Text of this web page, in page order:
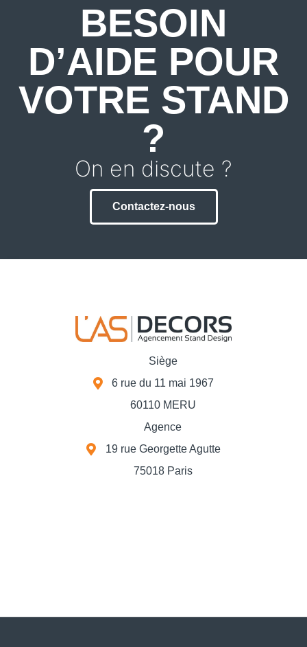
BESOIN
D’AIDE POUR
VOTRE STAND
?
On en discute ?
Contactez-nous
Siège
6 rue du 11 mai 1967
60110 MERU
Agence
19 rue Georgette Agutte
75018 Paris